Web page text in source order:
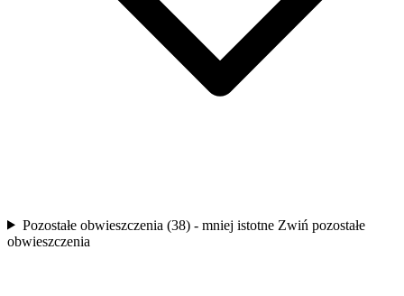
Pozostałe obwieszczenia (38) - mniej istotne Zwiń pozostałe
obwieszczenia